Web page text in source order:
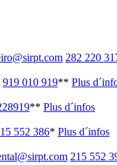
282 220
919 010 919** Plus
** Plus d´infos
552 386* Plus d´infos
215 552